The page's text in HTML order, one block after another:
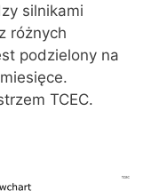
silnikami
różnych
podzielony na
TCEC.